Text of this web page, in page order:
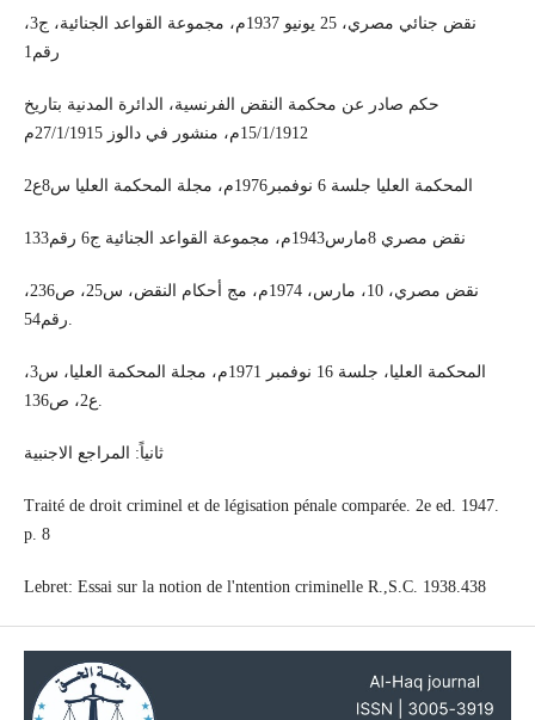
نقض جنائي مصري، 25 يونيو 1937م، مجموعة القواعد الجنائية، ج3،
رقم1
حكم صادر عن محكمة النقض الفرنسية، الدائرة المدنية بتاريخ
15/1/1912م، منشور في دالوز 27/1/1915م
المحكمة العليا جلسة 6 نوفمبر1976م، مجلة المحكمة العليا س8ع2
نقض مصري 8مارس1943م، مجموعة القواعد الجنائية ج6 رقم133
نقض مصري، 10، مارس، 1974م، مج أحكام النقض، س25، ص236،
المحكمة العليا، جلسة 16 نوفمبر 1971م، مجلة المحكمة العليا، س3،
ثانياً: المراجع الاجنبية
Traité de droit criminel et de légisation pénale comparée. 2e ed. 1947.
p. 8
Lebret: Essai sur la notion de l'ntention criminelle R.,S.C. 1938.438